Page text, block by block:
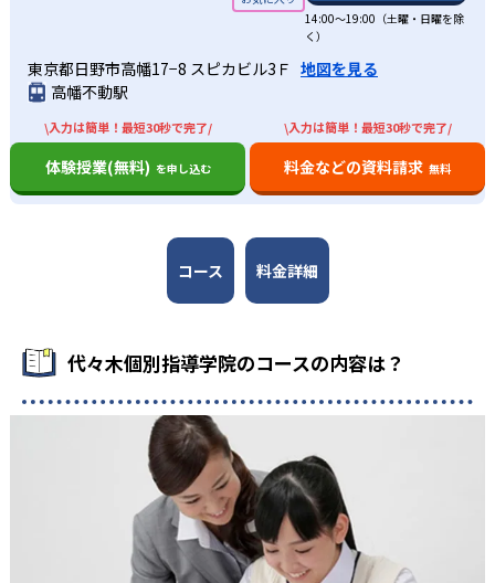
14:00～19:00（土曜・日曜を除
く）
東京都日野市高幡17−8 スピカビル3Ｆ 地図を見る
高幡不動駅
\入力は簡単！最短30秒で完了/
体験授業(無料) を申し込む
\入力は簡単！最短30秒で完了/
料金などの資料請求 無料
コース 料金詳細
代々木個別指導学院のコースの内容は？